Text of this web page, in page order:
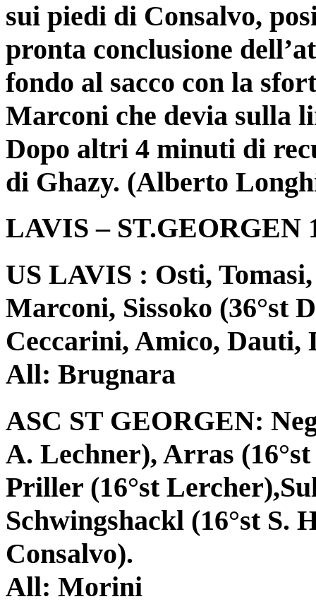
sui piedi di Consalvo,
pronta conclusione
fondo al sacco con la
Marconi che devia sulla
Dopo altri 4 minuti di
di Ghazy. (Alberto
LAVIS – ST.GEORGEN
US LAVIS : Osti,
Marconi, Sissoko (36°st
Ceccarini, Amico, Dauti,
All: Brugnara
ASC ST GEORGEN:
A. Lechner), Arras
Priller (16°st
Schwingshackl (16°st S.
Consalvo).
All: Morini